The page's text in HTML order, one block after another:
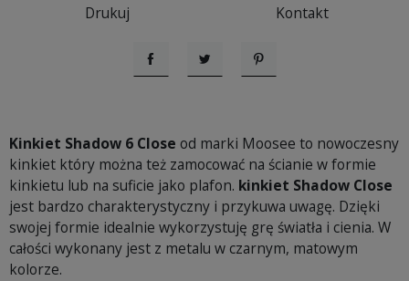
Drukuj Kontakt
UdostępnijTweetujPinterest
Kinkiet Shadow 6 Close od marki Moosee to nowoczesny
kinkiet który można też zamocować na ścianie w formie
kinkietu lub na suficie jako plafon. kinkiet Shadow Close
jest bardzo charakterystyczny i przykuwa uwagę. Dzięki
swojej formie idealnie wykorzystuję grę światła i cienia. W
całości wykonany jest z metalu w czarnym, matowym
kolorze.